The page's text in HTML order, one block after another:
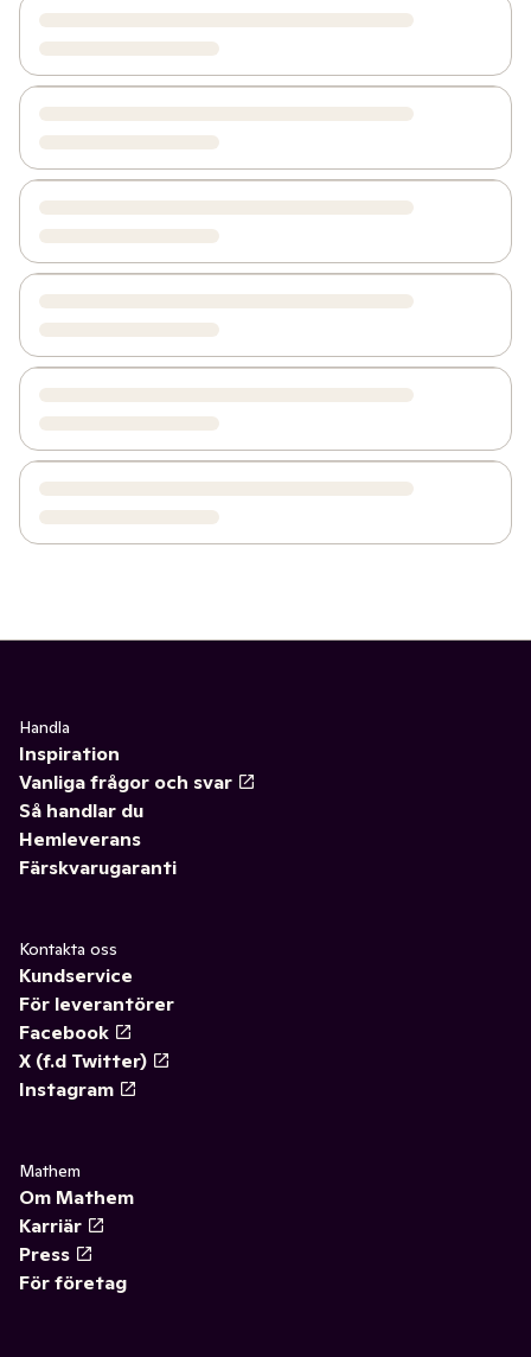
Handla
Inspiration
Vanliga frågor och svar
Så handlar du
Hemleverans
Färskvarugaranti
Kontakta oss
Kundservice
För leverantörer
Facebook
X (f.d Twitter)
Instagram
Mathem
Om Mathem
Karriär
Press
För företag